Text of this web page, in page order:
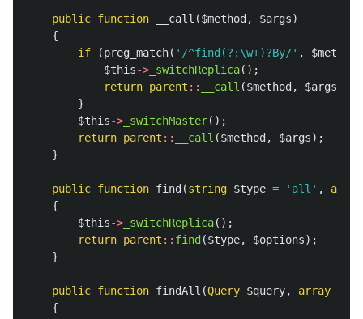
public function __call ($method , $args)
{
if
(preg_match( '/^find(?:\w+)?By/' , $method
$this-> _switchReplica();
return parent :: __call ($method , $args
}
$this-> _switchMaster();
return parent :: __call ($method , $args);
}
public function find (string $type = 'all' ,
array
{
$this-> _switchReplica();
return parent :: find ($type, $options);
}
public function findAll (Query $query, array
{